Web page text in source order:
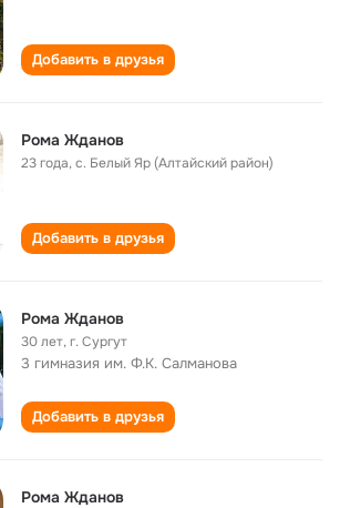
Добавить в друзья
Рома Жданов
23 года,с. Белый Яр (Алтайский район)
Добавить в друзья
Рома Жданов
30 лет,г. Сургут
3 гимназия им. Ф.К. Салманова
Добавить в друзья
Рома Жданов